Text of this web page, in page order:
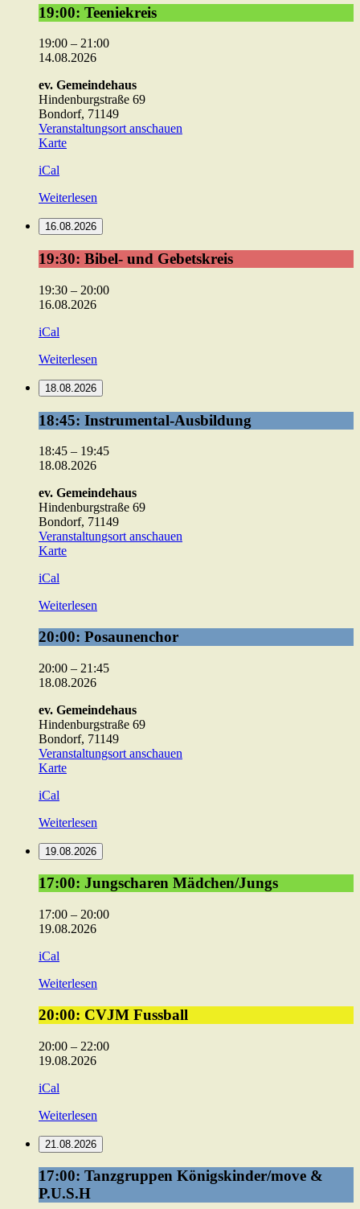
19:00:
Teeniekreis
19:00: Teeniekreis
19:00 – 21:00
14.08.2026
ev. Gemeindehaus
Hindenburgstraße 69
Bondorf, 71149
Veranstaltungsort anschauen
Karteev.
iCal
Weiterlesen
16.08.2026
19:30:
Bibel-
und
Gebetskreis
19:30: Bibel- und Gebetskreis
19:30 – 20:00
16.08.2026
iCal
Weiterlesen
18.08.2026
18:45:
Instrumental-
Ausbildung
18:45: Instrumental-Ausbildung
18:45 – 19:45
18.08.2026
ev. Gemeindehaus
Hindenburgstraße 69
Bondorf, 71149
Veranstaltungsort anschauen
Karteev.
iCal
Weiterlesen
20:00:
Posaunenchor
20:00: Posaunenchor
20:00 – 21:45
18.08.2026
ev. Gemeindehaus
Hindenburgstraße 69
Bondorf, 71149
Veranstaltungsort anschauen
Karteev.
iCal
Weiterlesen
19.08.2026
17:00:
Jungscharen
Mädchen/Jungs
17:00: Jungscharen Mädchen/Jungs
17:00 – 20:00
19.08.2026
iCal
Weiterlesen
20:00:
CVJM
Fussball
20:00: CVJM Fussball
20:00 – 22:00
19.08.2026
iCal
Weiterlesen
21.08.2026
17:00:
Tanzgruppen
Königskinder/move
17:00: Tanzgruppen Königskinder/move &
P.U.S.H